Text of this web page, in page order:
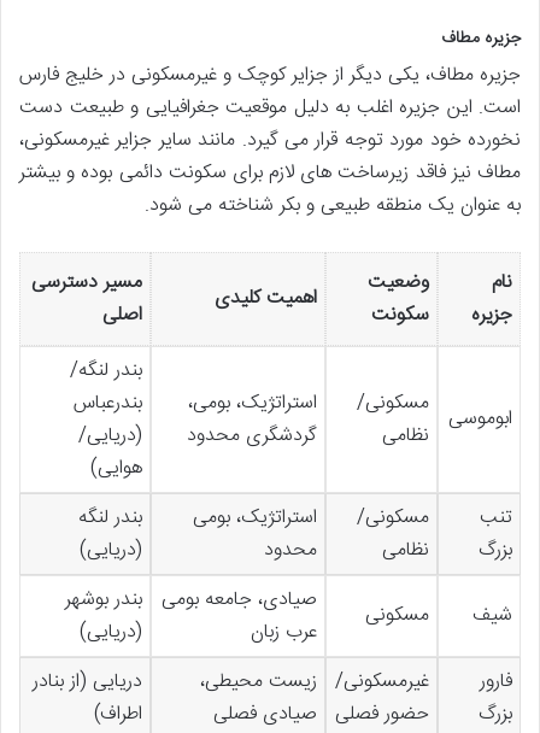
جزیره مطاف
جزیره مطاف، یکی دیگر از جزایر کوچک و غیرمسکونی در خلیج فارس
است. این جزیره اغلب به دلیل موقعیت جغرافیایی و طبیعت دست
نخورده خود مورد توجه قرار می گیرد. مانند سایر جزایر غیرمسکونی،
مطاف نیز فاقد زیرساخت های لازم برای سکونت دائمی بوده و بیشتر
به عنوان یک منطقه طبیعی و بکر شناخته می شود.
نام
جزیره
وضعیت
سکونت
اهمیت کلیدی
مسیر دسترسی
اصلی
ابوموسی
مسکونی/
نظامی
استراتژیک، بومی،
گردشگری محدود
بندر لنگه/
بندرعباس
(دریایی/
هوایی)
تنب
بزرگ
مسکونی/
نظامی
استراتژیک، بومی
محدود
بندر لنگه
(دریایی)
شیف
مسکونی
صیادی، جامعه بومی
عرب زبان
بندر بوشهر
(دریایی)
فارور
بزرگ
غیرمسکونی/
حضور فصلی
زیست محیطی،
صیادی فصلی
دریایی (از بنادر
اطراف)